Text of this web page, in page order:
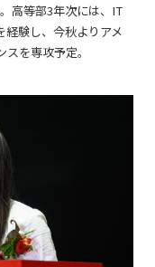
高等部3年次には、IT
経験し、今秋よりアメ
を専攻予定。